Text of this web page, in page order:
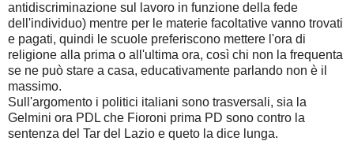
antidiscriminazione sul lavoro in funzione della fede
dell'individuo) mentre per le materie facoltative vanno trovati
e pagati, quindi le scuole preferiscono mettere l'ora di
religione alla prima o all'ultima ora, così chi non la frequenta
se ne può stare a casa, educativamente parlando non è il
massimo.
Sull'argomento i politici italiani sono trasversali, sia la
Gelmini ora PDL che Fioroni prima PD sono contro la
sentenza del Tar del Lazio e queto la dice lunga.